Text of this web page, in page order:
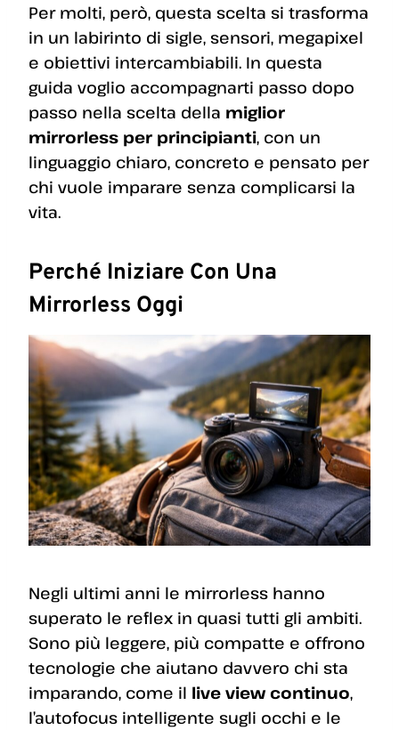
Per molti, però, questa scelta si trasforma
in un labirinto di sigle, sensori, megapixel
e obiettivi intercambiabili. In questa
guida voglio accompagnarti passo dopo
passo nella scelta della miglior
mirrorless per principianti, con un
linguaggio chiaro, concreto e pensato per
chi vuole imparare senza complicarsi la
vita.
Perché Iniziare Con Una
Mirrorless Oggi
Negli ultimi anni le mirrorless hanno
superato le reflex in quasi tutti gli ambiti.
Sono più leggere, più compatte e offrono
tecnologie che aiutano davvero chi sta
imparando, come il live view continuo,
l’autofocus intelligente sugli occhi e le